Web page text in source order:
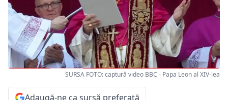
SURSA FOTO: captură video BBC - Papa Leon al XIV-lea
Adaugă-ne ca sursă preferată